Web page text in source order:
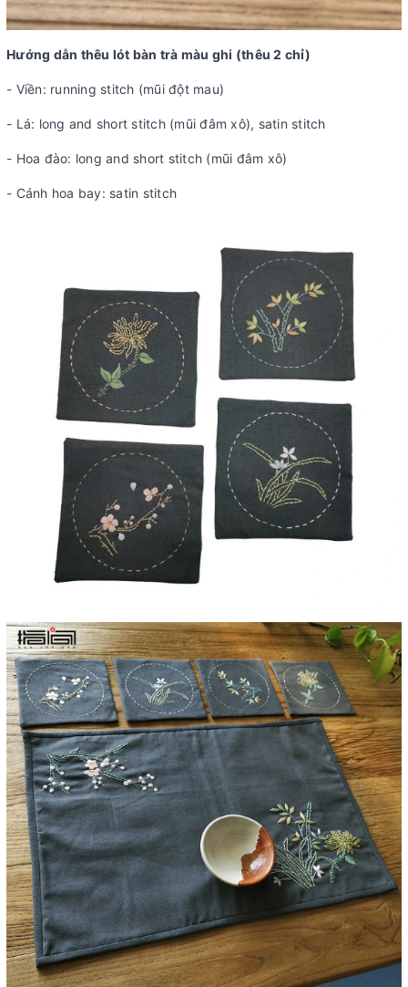
Hướng dẫn thêu lót bàn trà màu ghi (thêu 2 chỉ)
- Viền: running stitch (mũi đột mau)
- Lá: long and short stitch (mũi đâm xô), satin stitch
- Hoa đào: long and short stitch (mũi đâm xô)
- Cánh hoa bay: satin stitch